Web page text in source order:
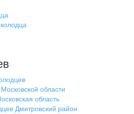
области
область
Дмитровский район